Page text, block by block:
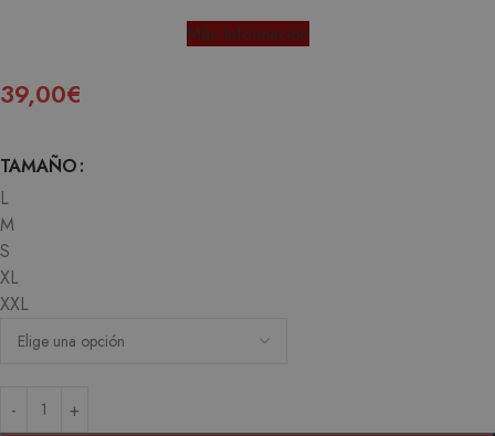
Más Información
39,00€
TAMAÑO
L
M
S
XL
XXL